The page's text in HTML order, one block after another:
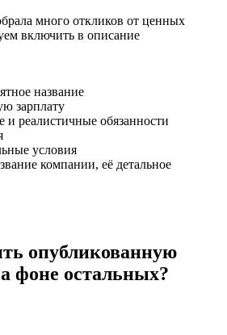
много откликов от ценных
включить в описание
название
зарплату
реалистичные обязанности
условия
компании, её детальное
опубликованную
фоне остальных?